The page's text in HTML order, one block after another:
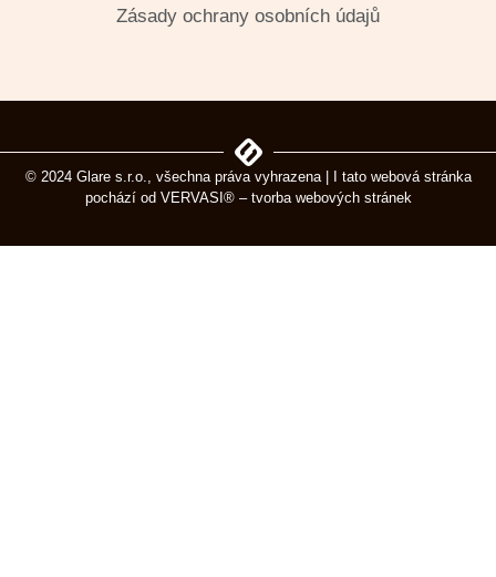
Zásady ochrany osobních údajů
© 2024 Glare s.r.o., všechna práva vyhrazena | I tato webová stránka
pochází od VERVASI® – tvorba webových stránek